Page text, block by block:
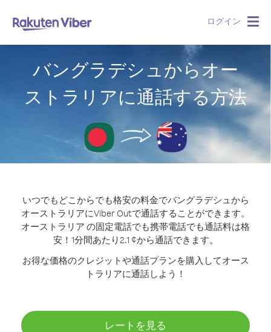
ログイン
バングラデシュからオー
ストラリアに通話する方法
いつでもどこからでも格安の料金でバングラデシュから
オーストラリアにViber Outで通話することができます。
オーストラリア の固定電話でも携帯電話でも通話料は格
安！1分間あたり2.1 ¢から通話できます。
お得な価格のクレジットや通話プランを購入してオース
トラリアに通話しよう！
レートを見る